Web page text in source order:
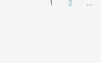
1 2 …